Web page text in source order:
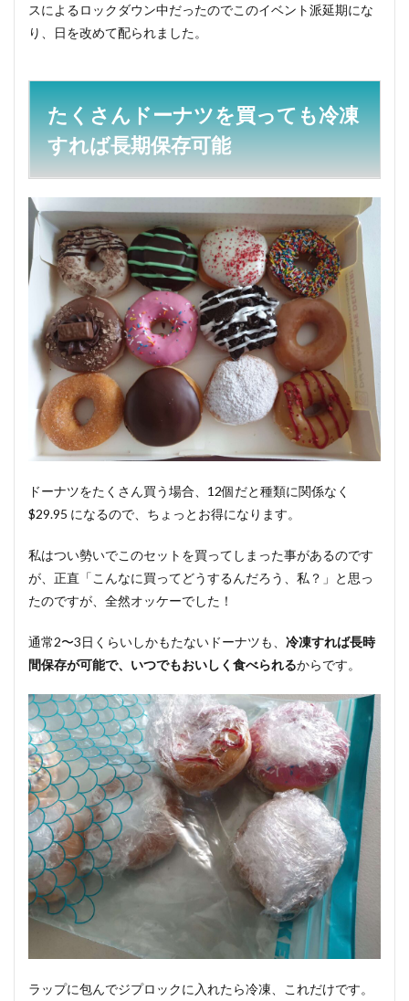
スによるロックダウン中だったのでこのイベント派延期にな
り、日を改めて配られました。
たくさんドーナツを買っても冷凍
すれば長期保存可能
ドーナツをたくさん買う場合、12個だと種類に関係なく
$29.95 になるので、ちょっとお得になります。
私はつい勢いでこのセットを買ってしまった事があるのです
が、正直「こんなに買ってどうするんだろう、私？」と思っ
たのですが、全然オッケーでした！
通常2〜3日くらいしかもたないドーナツも、 冷凍すれば長時
間保存が可能で、いつでもおいしく食べられるからです。
ラップに包んでジプロックに入れたら冷凍、これだけです。